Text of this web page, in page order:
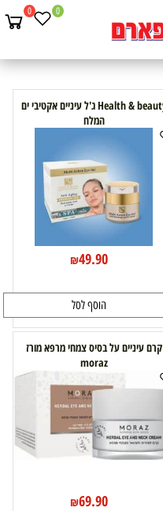
0 0
Health & beauty ג'ל עיניים אקטיבי ים
המלח
₪49.90
הוסף לסל
קרם עיניים על בסיס צמחי מרפא מורז
moraz
₪69.90